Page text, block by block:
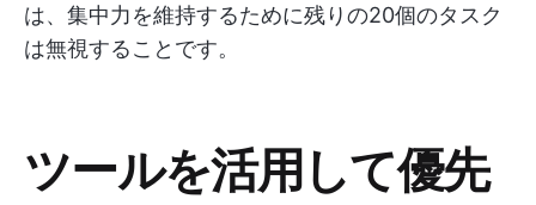
は、集中力を維持するために残りの20個のタスク
は無視することです。
ツールを活用して優先